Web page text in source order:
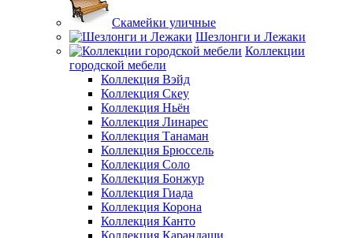
Скамейки уличные
Шезлонги и Лежаки
Коллекции
городской мебели
Коллекция Вэйд
Коллекция Скеу
Коллекция Ньён
Коллекция Линарес
Коллекция Танаман
Коллекция Брюссель
Коллекция Соло
Коллекция Бонжур
Коллекция Гиада
Коллекция Корона
Коллекция Канто
Коллекция Карандаши